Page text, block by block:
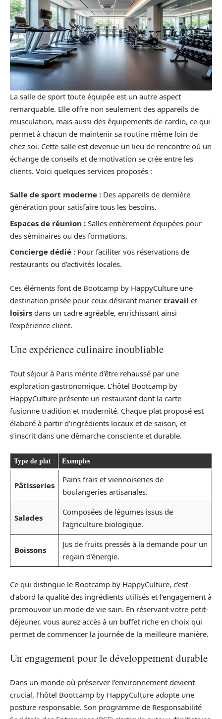
La salle de sport toute équipée est un autre aspect
remarquable. Elle offre non seulement des appareils de
musculation, mais aussi des équipements de cardio, ce qui
permet à chacun de maintenir sa routine même loin de
chez soi. Cette salle est devenue un lieu de rencontre où un
échange de conseils et de motivation se crée entre les
clients. Voici quelques services proposés :
Salle de sport moderne : Des appareils de dernière
génération pour satisfaire tous les besoins.
Espaces de réunion : Salles entièrement équipées pour
des séminaires ou des formations.
Concierge dédié : Pour faciliter vos réservations de
restaurants ou d’activités locales.
Ces éléments font de Bootcamp by HappyCulture une
destination prisée pour ceux désirant marier travail et
loisirs dans un cadre agréable, enrichissant ainsi
l’expérience client.
Une expérience culinaire inoubliable
Tout séjour à Paris mérite d’être rehaussé par une
exploration gastronomique. L’hôtel Bootcamp by
HappyCulture présente un restaurant dont la carte
fusionne tradition et modernité. Chaque plat proposé est
élaboré à partir d’ingrédients locaux et de saison, et
s’inscrit dans une démarche consciente et durable.
Type de plat Exemples
Pâtisseries
Pains frais et viennoiseries de
boulangeries artisanales.
Salades
Composées de légumes issus de
l’agriculture biologique.
Boissons
Jus de fruits pressés à la demande pour un
regain d’énergie.
Ce qui distingue le Bootcamp by HappyCulture, c’est
d’abord la qualité des ingrédients utilisés et l’engagement à
promouvoir un mode de vie sain. En réservant votre petit-
déjeuner, vous aurez accès à un buffet riche en choix qui
permet de commencer la journée de la meilleure manière.
Un engagement pour le développement durable
Dans un monde où préserver l’environnement devient
crucial, l’hôtel Bootcamp by HappyCulture adopte une
posture responsable. Son programme de Responsabilité